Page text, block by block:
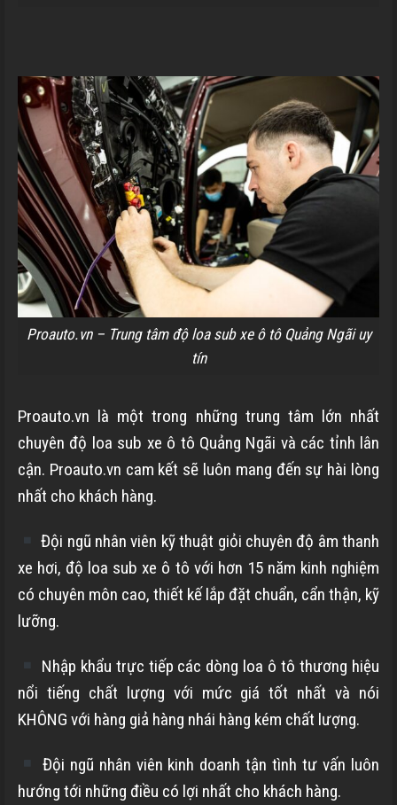
Proauto.vn – Trung tâm độ loa sub xe ô tô Quảng Ngãi uy
tín
Proauto.vn là một trong những trung tâm lớn nhất
chuyên độ loa sub xe ô tô Quảng Ngãi và các tỉnh lân
cận. Proauto.vn cam kết sẽ luôn mang đến sự hài lòng
nhất cho khách hàng.
Đội ngũ nhân viên kỹ thuật giỏi chuyên độ âm thanh
xe hơi, độ loa sub xe ô tô với hơn 15 năm kinh nghiệm
có chuyên môn cao, thiết kế lắp đặt chuẩn, cẩn thận, kỹ
lưỡng.
Nhập khẩu trực tiếp các dòng loa ô tô thương hiệu
nổi tiếng chất lượng với mức giá tốt nhất và nói
KHÔNG với hàng giả hàng nhái hàng kém chất lượng.
Đội ngũ nhân viên kinh doanh tận tình tư vấn luôn
hướng tới những điều có lợi nhất cho khách hàng.